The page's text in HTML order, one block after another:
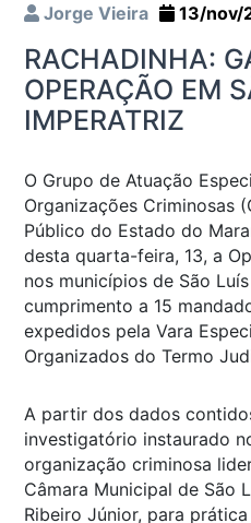
Jorge Vieira 13/nov/
RACHADINHA:
OPERAÇÃO EM
IMPERATRIZ
O Grupo de Atuação
Organizações Criminosas
Público do Estado do
desta quarta-feira, 13, a
nos municípios de São
cumprimento a 15
expedidos pela Vara
Organizados do Termo
A partir dos dados
investigatório instaurado
organização criminosa
Câmara Municipal de São
Ribeiro Júnior, para prática